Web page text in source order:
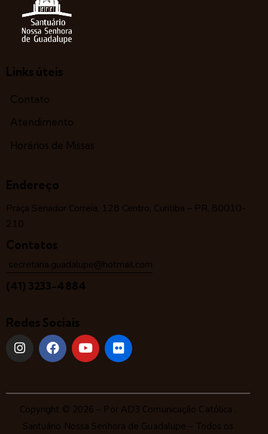
Links úteis
Contato
Atendimento
Horários de Missas
Endereço
Praça Senador Correia, 128 Centro, Curitiba – PR, 80010-
210
Contatos
secretaria.guadalupe@hotmail.com
(41) 3233-4884
Redes Sociais
Copyright © 2026 – Por AD3 Comunicação Católica .
Santuário Nossa Senhora de Guadalupe – Todos os